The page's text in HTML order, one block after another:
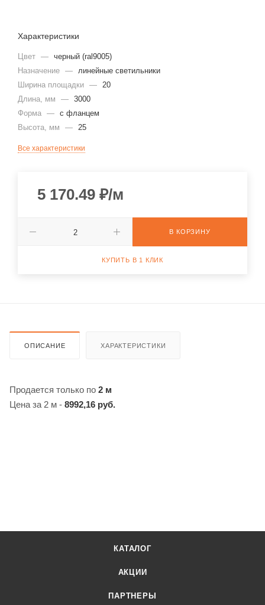
Характеристики
Цвет — черный (ral9005)
Назначение — линейные светильники
Ширина площадки — 20
Длина, мм
— 3000
Форма — с фланцем
Высота, мм
— 25
Все характеристики
5 170.49 ₽/м
В КОРЗИНУ
КУПИТЬ В 1 КЛИК
ОПИСАНИЕ ХАРАКТЕРИСТИКИ
Продается только по 2 м
Цена за 2 м - 8992,16 руб.
КАТАЛОГ
АКЦИИ
ПАРТНЕРЫ